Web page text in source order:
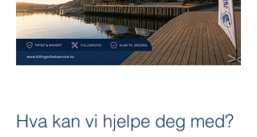
Hva kan vi hjelpe deg med?